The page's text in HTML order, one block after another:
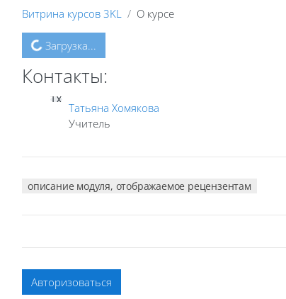
Витрина курсов 3KL О курсе
Загрузка...
Контакты:
ТХ
Татьяна Хомякова
Учитель
описание модуля, отображаемое рецензентам
Авторизоваться